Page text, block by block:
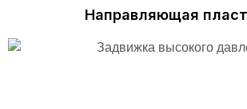
Направляющая